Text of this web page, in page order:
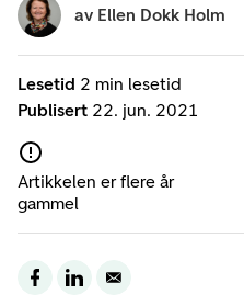
Lesetid 2 min lesetid
Publisert 22. jun. 2021
Artikkelen er flere år
gammel
av Ellen Dokk Holm